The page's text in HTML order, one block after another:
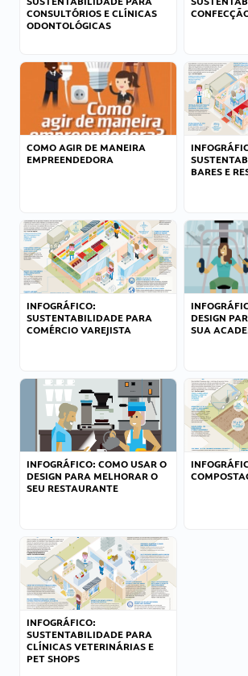
CONSULTÓRIOS E CLÍNICAS
ODONTOLÓGICAS
COMO AGIR DE MANEIRA
EMPREENDEDORA
BARES E
INFOGRÁFICO:
SUSTENTABILIDADE PARA
COMÉRCIO VAREJISTA
DESIGN
SUA
INFOGRÁFICO: COMO USAR O
DESIGN PARA MELHORAR O
SEU RESTAURANTE
INFOGRÁFICO:
SUSTENTABILIDADE PARA
CLÍNICAS VETERINÁRIAS E
PET SHOPS